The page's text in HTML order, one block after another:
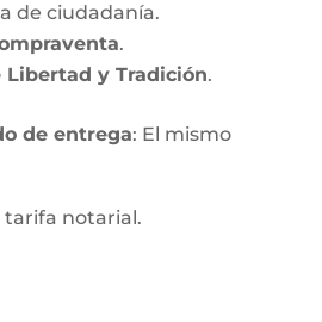
de ciudadanía.
.
y Tradición.
de entrega: El mismo
notarial.